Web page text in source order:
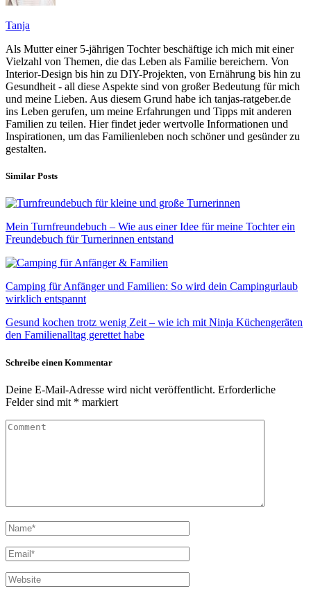
Tanja
Als Mutter einer 5-jährigen Tochter beschäftige ich mich mit einer
Vielzahl von Themen, die das Leben als Familie bereichern. Von
Interior-Design bis hin zu DIY-Projekten, von Ernährung bis hin zu
Gesundheit - all diese Aspekte sind von großer Bedeutung für mich
und meine Lieben. Aus diesem Grund habe ich tanjas-ratgeber.de
ins Leben gerufen, um meine Erfahrungen und Tipps mit anderen
Familien zu teilen. Hier findet jeder wertvolle Informationen und
Inspirationen, um das Familienleben noch schöner und gesünder zu
gestalten.
Similar Posts
Mein Turnfreundebuch – Wie aus einer Idee für meine Tochter ein
Freundebuch für Turnerinnen entstand
Camping für Anfänger und Familien: So wird dein Campingurlaub
wirklich entspannt
Gesund kochen trotz wenig Zeit – wie ich mit Ninja Küchengeräten
den Familienalltag gerettet habe
Schreibe einen Kommentar
Deine E-Mail-Adresse wird nicht veröffentlicht. Erforderliche
Felder sind mit * markiert